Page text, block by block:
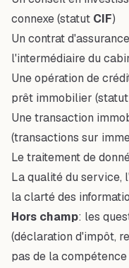
connexe (statut CIF)
Un contrat
l'intermédiaire du
Une opération de
prêt immobilier (statut
Une transaction
(transactions sur
Le traitement de
La qualité du service,
la clarté des
Hors champ: les
(déclaration d'impôt,
pas de la